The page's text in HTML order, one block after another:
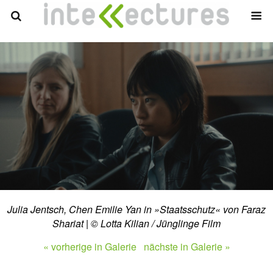
Julia Jentsch, Chen Emilie Yan in »Staatsschutz« von Faraz
Shariat | © Lotta Kilian / Jünglinge Film
« vorherige in Galerie nächste in Galerie »